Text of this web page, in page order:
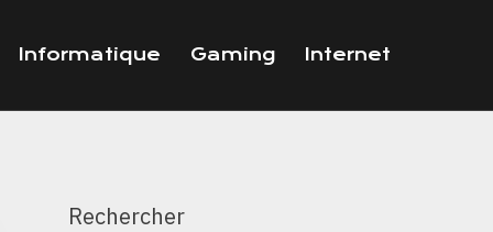
Informatique Gaming Internet
Rechercher